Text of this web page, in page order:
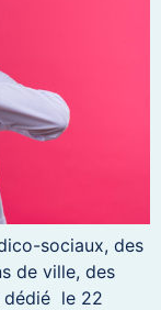
sociaux, des
de ville, des
dédié le 22